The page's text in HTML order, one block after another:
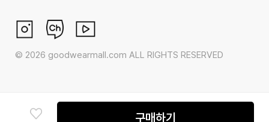
구매하기
© 2026 goodwearmall.com ALL RIGHTS RESERVED